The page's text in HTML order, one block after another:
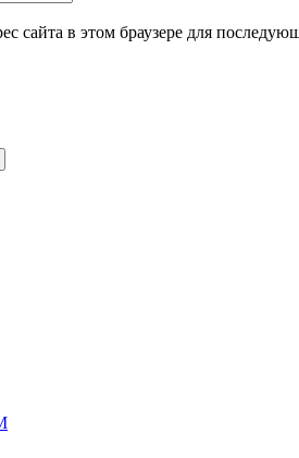
сайта в этом браузере для